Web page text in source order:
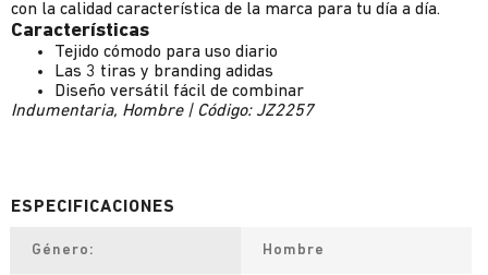
con la calidad característica de la marca para tu día a día.
Características
Tejido cómodo para uso diario
Las 3 tiras y branding adidas
Diseño versátil fácil de combinar
Indumentaria, Hombre | Código: JZ2257
Género Hombre